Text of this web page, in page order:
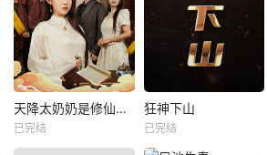
天降太奶奶是修仙老祖
已完结
狂神下山
已完结